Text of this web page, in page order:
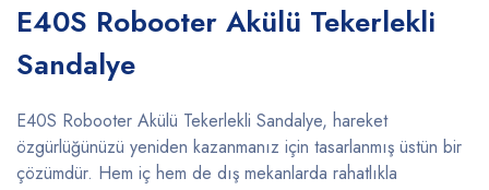
E40S Robooter Akülü Tekerlekli
Sandalye
E40S Robooter Akülü Tekerlekli Sandalye, hareket
özgürlüğünüzü yeniden kazanmanız için tasarlanmış üstün bir
çözümdür. Hem iç hem de dış mekanlarda rahatlıkla